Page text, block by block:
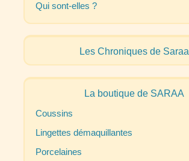
Qui sont-elles ?
Les Chroniques de Saraa
La boutique de SARAA
Coussins
Lingettes démaquillantes
Porcelaines